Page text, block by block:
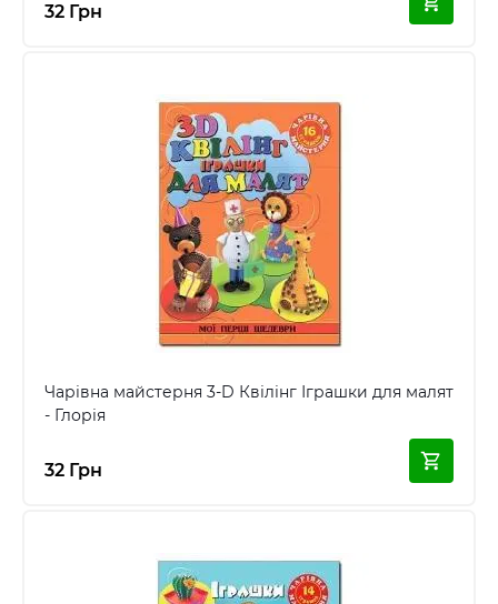
32 Грн
Чарівна майстерня 3-D Квілінг Іграшки для малят
- Глорія
32 Грн